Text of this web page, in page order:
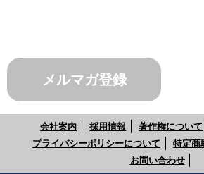
メルマガ登録
会社案内 採用情報 著作権について
プライバシーポリシーについて
特定商
お問い合わせ